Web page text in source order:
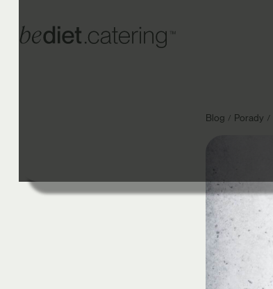
Blog Porady